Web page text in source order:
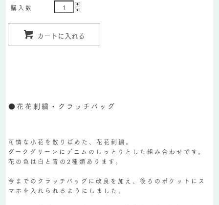
購入数
カートに入れる
●花花刺繍・クラッチバッグ
可憐な小花を散りばめた、花花刺繍。
ダークグリーンにデニムのしっとりとした組み合わせです。
花の色は白と青の2種類あります。
今までのクラッチバッグに改良を加え、後ろのポケットにス
マホを入れられるようにしました。